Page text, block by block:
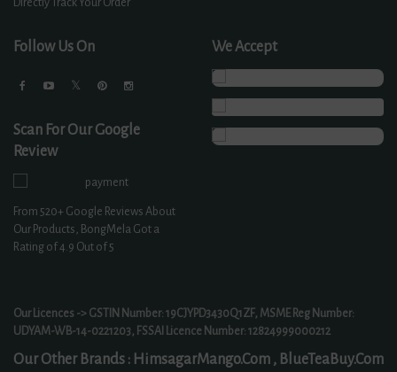
Directly Track Your Order
Follow Us On
Scan For Our Google
Review
From 520+ Google Reviews About
Our Products, BongMela Got a
Rating of4.9 Out of 5
We Accept
Our Licences -> GSTIN Number: 19CJYPD3430Q1ZF, MSME Reg Number:
UDYAM-WB-14-0221203, FSSAI Licence Number: 12824999000212
Our Other Brands : HimsagarMango.Com , BlueTeaBuy.Com